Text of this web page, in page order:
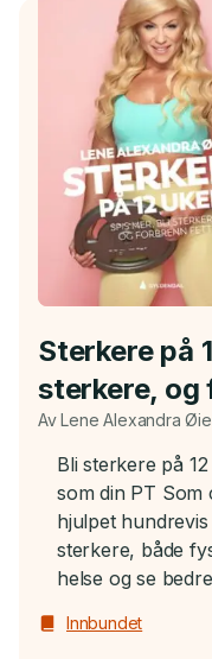
Sterkere på
sterkere,
Av Lene Alexandra
Bli sterkere på
som din PT Som
hjulpet
sterkere, både
helse og se
Innbundet